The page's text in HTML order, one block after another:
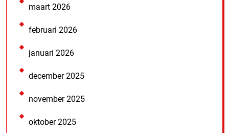
maart 2026
februari 2026
januari 2026
december 2025
november 2025
oktober 2025